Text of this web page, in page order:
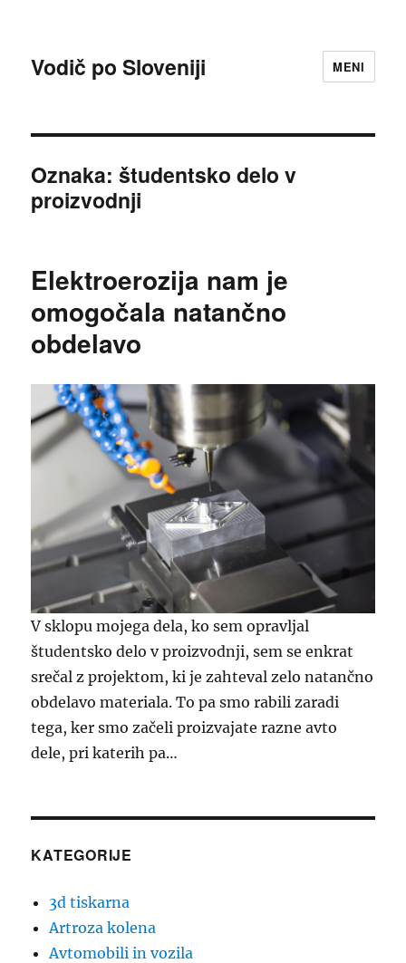
Vodič po Sloveniji MENI
Oznaka:študentsko delo v
proizvodnji
Elektroerozija nam je
omogočala natančno
obdelavo
V sklopu mojega dela, ko sem opravljal
študentsko delo v proizvodnji, sem se enkrat
srečal z projektom, ki je zahteval zelo natančno
obdelavo materiala. To pa smo rabili zaradi
tega, ker smo začeli proizvajate razne avto
dele, pri katerih pa…
KATEGORIJE
3d tiskarna
Artroza kolena
Avtomobili in vozila